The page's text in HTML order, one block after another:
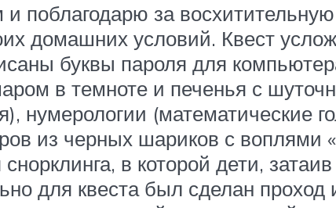
поблагодарю за
домашних условий. Квест
буквы пароля для
в темноте и печенья с
нумерологии (математические
из черных шариков с воплями
в которой дети,
для квеста был сделан проход